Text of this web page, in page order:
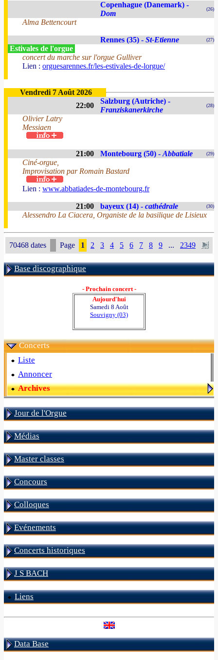
Copenhague (Danemark) -
Dom
(26)
Alma Bettencourt
Rennes (35) - St-Etienne (27)
Estivales de l'orgue
concert du marche sur l'orgue Gulliver
Lien : orguesarennes.fr/les-estivales-de-lorgue/
Vendredi 7 Août 2026
22:00
Salzburg (Autriche) -
Franziskanerkirche
(28)
Olivier Latry
Messiaen
21:00 Montebourg (50) - Abbatiale (29)
Ciné-orgue,
Improvisation par Romain Bastard
Lien : www.abbatiades-de-montebourg.fr
21:00 bayeux (14) - cathédrale (30)
Alessendro La Ciacera, Organiste de la basilique de Lisieux
70468 dates Page 1 2 3 4 5 6 7 8 9 ... 2349
Base discographique
- Prochain concert -
Aujourd'hui
Samedi 8 Août
Souvigny (03)
Concerts
Liste
Annoncer
Archives
Jour de l'Orgue
Médias
Master classes
Concours
Colloques
Evénements
Concerts historiques
J S BACH
Liens
Data Base